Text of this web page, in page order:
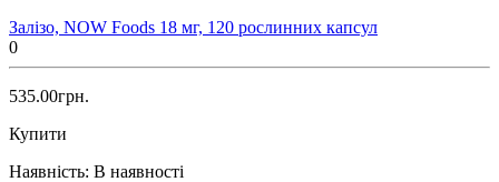
Залізо, NOW Foods 18 мг, 120 рослинних капсул
0
535.00грн.
Купити
Наявність: В наявності